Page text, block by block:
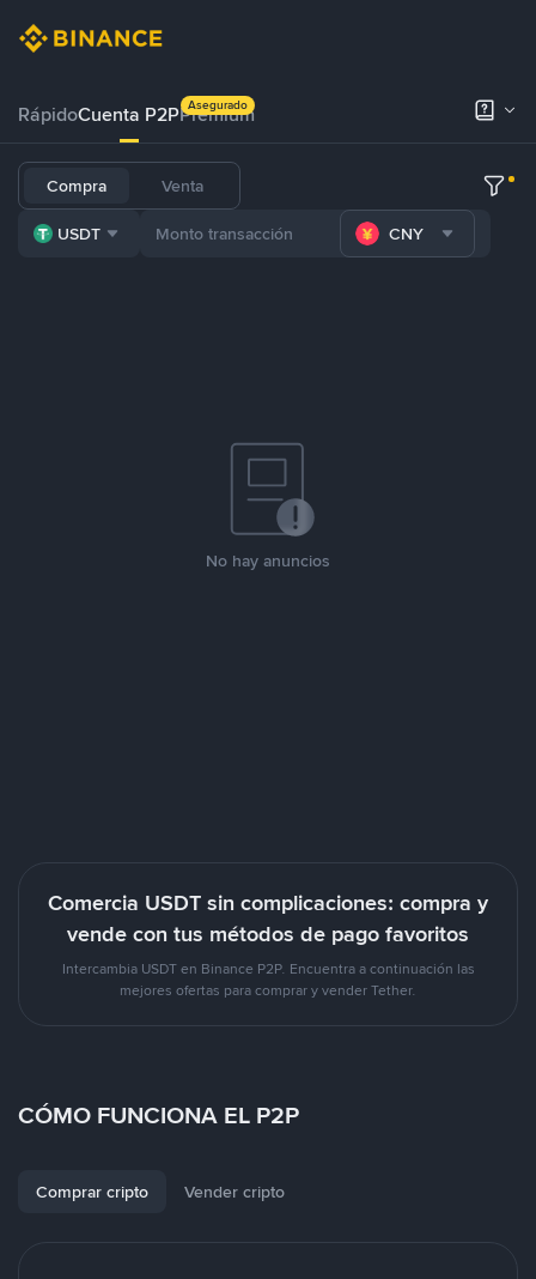
RápidoCuenta P2PPrémium
Asegurado
Compra Venta
USDT CNY
No hay anuncios
Comercia USDT sin complicaciones: compra y
vende con tus métodos de pago favoritos
Intercambia USDT en Binance P2P. Encuentra a continuación las
mejores ofertas para comprar y vender Tether.
CÓMO FUNCIONA EL P2P
Comprar cripto Vender cripto